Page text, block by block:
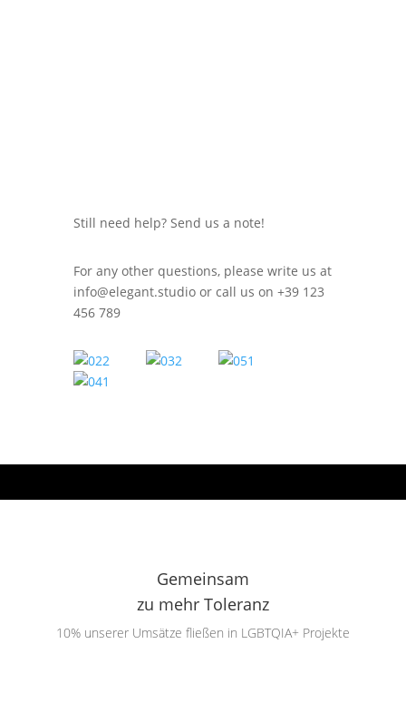
Still need help? Send us a note!
For any other questions, please write us at
info@elegant.studioor call us on +39 123
456 789
WE'RE ALL HUMANS
Gemeinsam
zu mehr Toleranz
10% unserer Umsätze fließen in LGBTQIA+ Projekte